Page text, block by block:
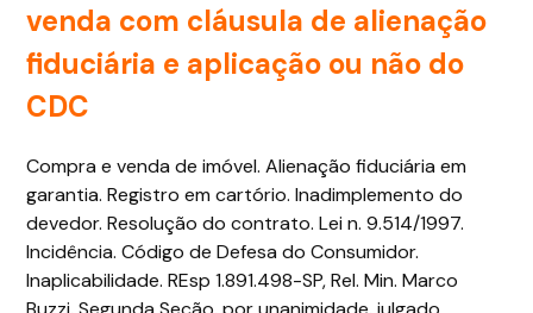
venda com cláusula de alienação
fiduciária e aplicação ou não do
CDC
Compra e venda de imóvel. Alienação fiduciária em
garantia. Registro em cartório. Inadimplemento do
devedor. Resolução do contrato. Lei n. 9.514/1997.
Incidência. Código de Defesa do Consumidor.
Inaplicabilidade. REsp 1.891.498-SP, Rel. Min. Marco